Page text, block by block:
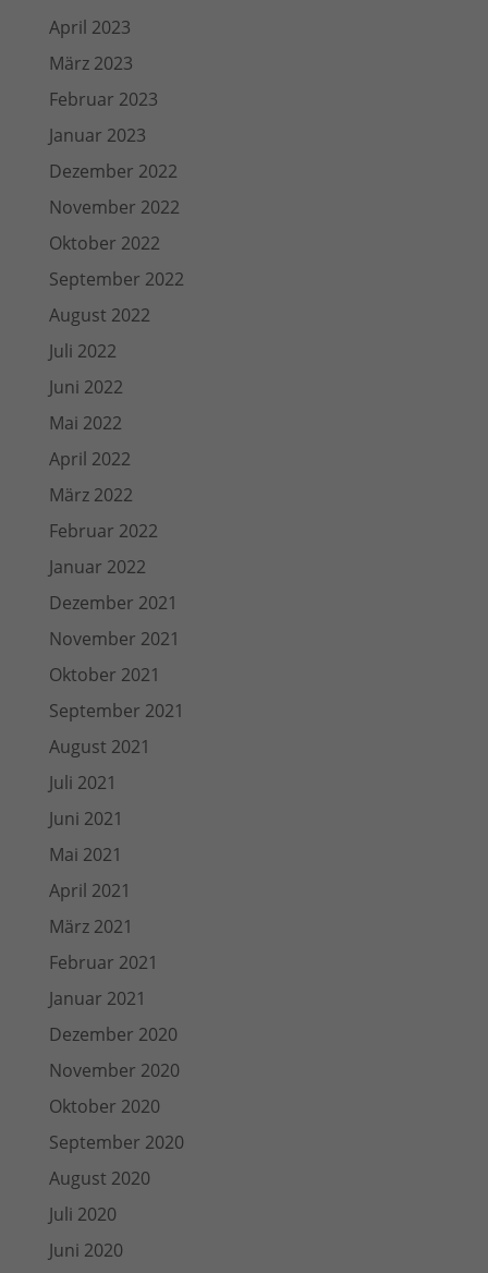
April 2023
März 2023
Februar 2023
Januar 2023
Dezember 2022
November 2022
Oktober 2022
September 2022
August 2022
Juli 2022
Juni 2022
Mai 2022
April 2022
März 2022
Februar 2022
Januar 2022
Dezember 2021
November 2021
Oktober 2021
September 2021
August 2021
Juli 2021
Juni 2021
Mai 2021
April 2021
März 2021
Februar 2021
Januar 2021
Dezember 2020
November 2020
Oktober 2020
September 2020
August 2020
Juli 2020
Juni 2020